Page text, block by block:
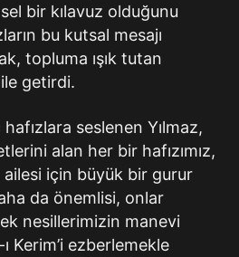
bir kılavuz olduğunu
bu kutsal mesajı
topluma ışık tutan
getirdi.
seslenen Yılmaz,
alan her bir hafızımız,
için büyük bir gurur
da önemlisi, onlar
nesillerimizin manevi
Kerim’i ezberlemekle